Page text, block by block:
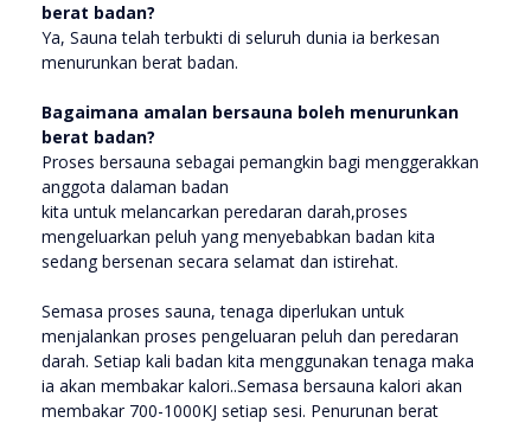
berat badan?
Ya, Sauna telah terbukti di seluruh dunia ia berkesan
menurunkan berat badan.
Bagaimana amalan bersauna boleh menurunkan
berat badan?
Proses bersauna sebagai pemangkin bagi menggerakkan
anggota dalaman badan
kita untuk melancarkan peredaran darah,proses
mengeluarkan peluh yang menyebabkan badan kita
sedang bersenan secara selamat dan istirehat.
Semasa proses sauna, tenaga diperlukan untuk
menjalankan proses pengeluaran peluh dan peredaran
darah. Setiap kali badan kita menggunakan tenaga maka
ia akan membakar kalori..Semasa bersauna kalori akan
membakar 700-1000KJ setiap sesi. Penurunan berat